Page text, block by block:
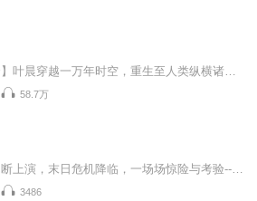
58.7万
3486